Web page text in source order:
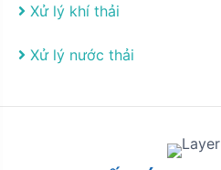
Xử lý khí thải
Xử lý nước thải